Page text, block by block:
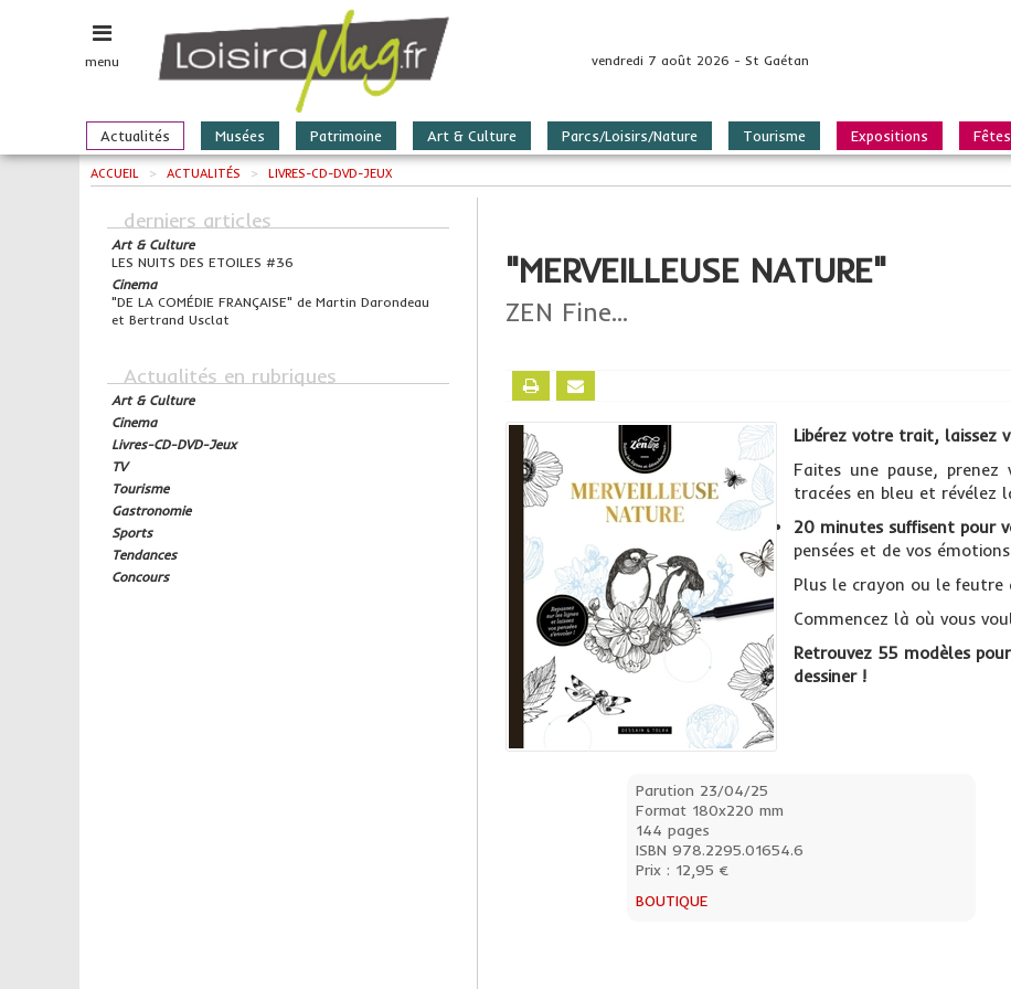
menu vendredi 7 août 2026 - St Gaétan
Actualités Musées Patrimoine Art & Culture Parcs/Loisirs/Nature Tourisme Expositions
ACCUEIL > ACTUALITÉS > LIVRES-CD-DVD-JEUX
"MERVEILLEUSE NATURE"
ZEN Fine...
Libérez votre trait, laissez
Faites une pause,
tracées en bleu et révélez
20 minutes suffisent pour
pensées et de vos
Plus le crayon ou le feutre
Commencez là où vous
Retrouvez 55 modèles
dessiner !
Parution 23/04/25
Format 180x220 mm
144 pages
ISBN 978.2295.01654.6
Prix : 12,95 €
BOUTIQUE
derniers articles
Art & Culture
LES NUITS DES ETOILES #36
Cinema
"DE LA COMÉDIE FRANÇAISE" de Martin Darondeau
et Bertrand Usclat
Actualités en rubriques
Art & Culture
Cinema
Livres-CD-DVD-Jeux
TV
Tourisme
Gastronomie
Sports
Tendances
Concours